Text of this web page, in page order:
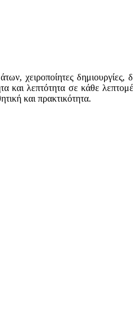
χειροποίητες
και λεπτότητα σε κάθε
και πρακτικότητα.